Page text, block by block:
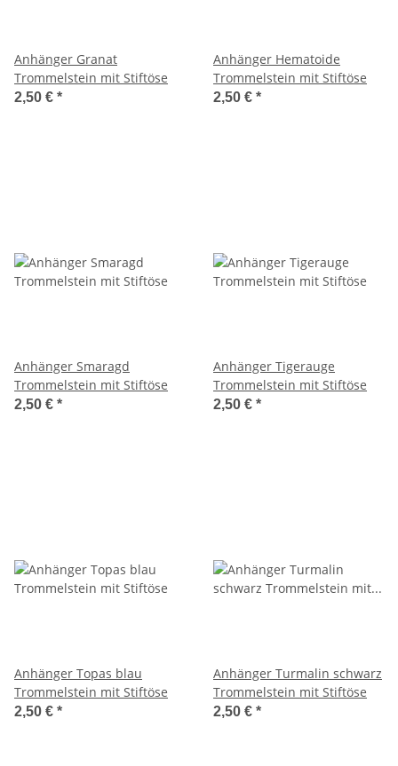
Anhänger Granat
Trommelstein mit Stiftöse
2,50 € *
Anhänger Hematoide
Trommelstein mit Stiftöse
2,50 € *
Anhänger Smaragd
Trommelstein mit Stiftöse
2,50 € *
Anhänger Tigerauge
Trommelstein mit Stiftöse
2,50 € *
Anhänger Topas blau
Trommelstein mit Stiftöse
2,50 € *
Anhänger Turmalin schwarz
Trommelstein mit Stiftöse
2,50 € *